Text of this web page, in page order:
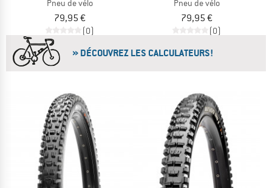
Pneu de vélo
79,95 €
(0)
Pneu de vélo
79,95 €
(0)
» DÉCOUVREZ LES CALCULATEURS!